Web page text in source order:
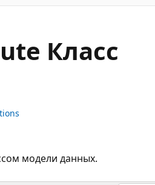
Класс
модели данных.